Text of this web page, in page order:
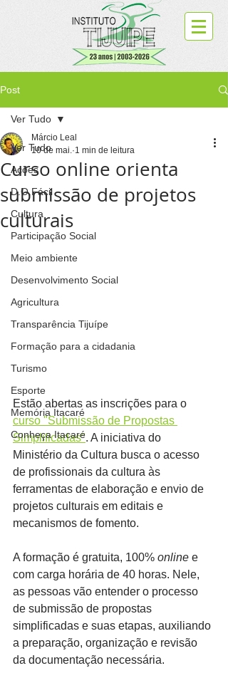
Post
Ver Tudo
Ações
D.O.Fácil
Cultura
Participação Social
Meio ambiente
Desenvolvimento Social
Agricultura
Transparência Tijuípe
Formação para a cidadania
Turismo
Esporte
Memória Itacaré
Conheça Itacaré
Ver Tudo
Curso online orienta
submissão de projetos
culturais
Márcio Leal
10 de mai. 1 min de leitura
Estão abertas as inscrições para o
curso "Submissão de Propostas
Simplificadas". A iniciativa do
Ministério da Cultura busca o acesso
de profissionais da cultura às
ferramentas de elaboração e envio de
projetos culturais em editais e
mecanismos de fomento.
A formação é gratuita, 100% online e
com carga horária de 40 horas. Nele,
as pessoas vão entender o processo
de submissão de propostas
simplificadas e suas etapas, auxiliando
a preparação, organização e revisão
da documentação necessária.